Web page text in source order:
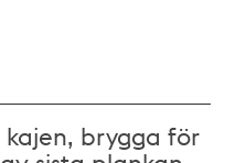
brygga för